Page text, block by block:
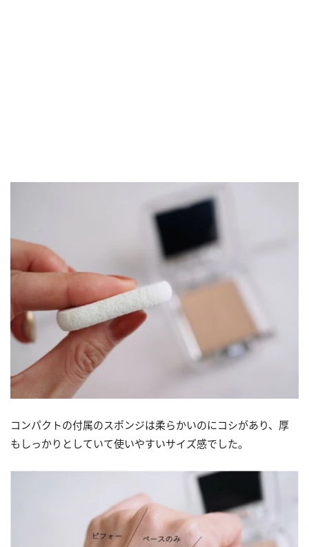
コンパクトの付属のスポンジは柔らかいのにコシがあり、厚
もしっかりとしていて使いやすいサイズ感でした。